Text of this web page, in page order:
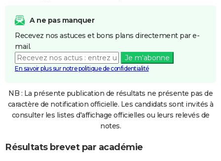
A ne pas manquer
Recevez nos astuces et bons plans directement par e-
mail.
Je m'abonne
En savoir plus sur notre politique de confidentialité
NB : La présente publication de résultats ne présente pas de
caractère de notification officielle. Les candidats sont invités à
consulter les listes d'affichage officielles ou leurs relevés de
notes.
Résultats brevet par académie